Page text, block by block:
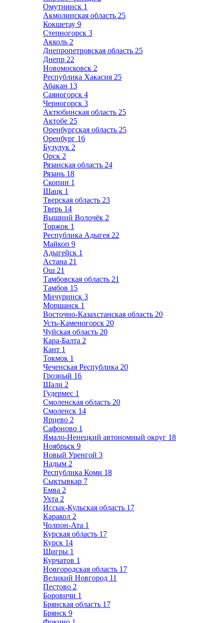
Омутнинск 1
Акмолинская область 25
Кокшетау 9
Степногорск 3
Акколь 2
Днепропетровская область 25
Днепр 22
Новомосковск 2
Республика Хакасия 25
Абакан 13
Саяногорск 4
Черногорск 3
Актюбинская область 25
Актобе 25
Оренбургская область 25
Оренбург 16
Бузулук 2
Орск 2
Рязанская область 24
Рязань 18
Скопин 1
Шацк 1
Тверская область 23
Тверь 14
Вышний Волочёк 2
Торжок 1
Республика Адыгея 22
Майкоп 9
Адыгейск 1
Астана 21
Ош 21
Тамбовская область 21
Тамбов 15
Мичуринск 3
Моршанск 1
Восточно-Казахстанская область 20
Усть-Каменогорск 20
Чуйская область 20
Кара-Балта 2
Кант 1
Токмок 1
Чеченская Республика 20
Грозный 16
Шали 2
Гудермес 1
Смоленская область 20
Смоленск 14
Ярцево 2
Сафоново 1
Ямало-Ненецкий автономный округ 18
Ноябрьск 9
Новый Уренгой 3
Надым 2
Республика Коми 18
Сыктывкар 7
Емва 2
Ухта 2
Иссык-Кульская область 17
Каракол 2
Чолпон-Ата 1
Курская область 17
Курск 14
Щигры 1
Курчатов 1
Новгородская область 17
Великий Новгород 11
Пестово 2
Боровичи 1
Брянская область 17
Брянск 9